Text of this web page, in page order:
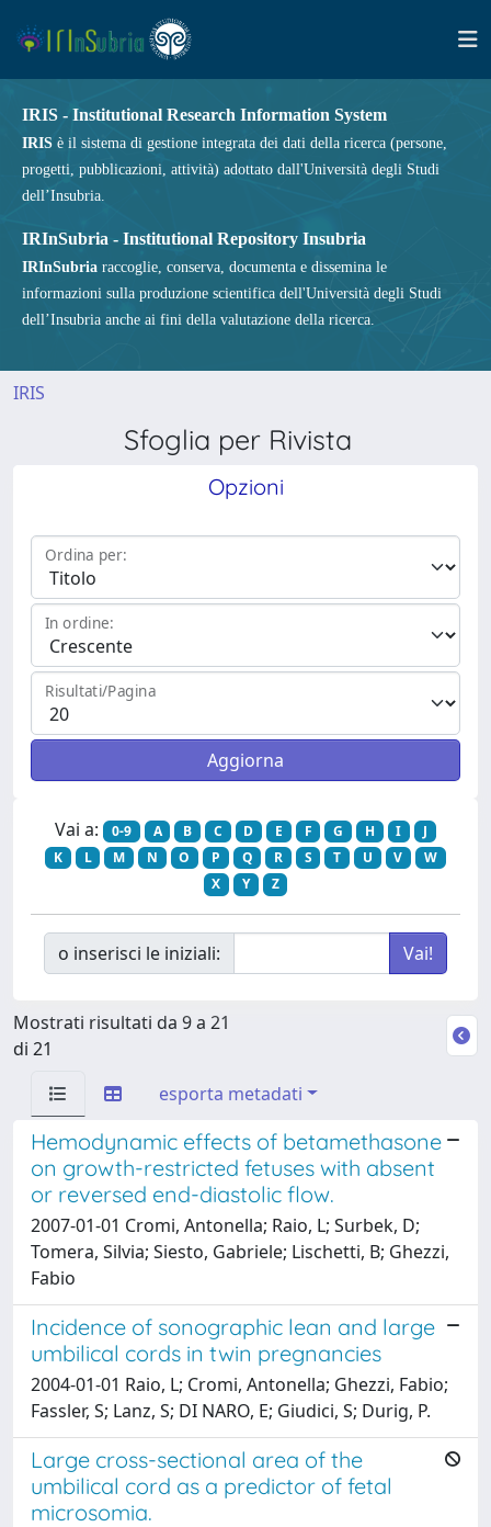
IRIS - Institutional Research Information System
IRIS è il sistema di gestione integrata dei dati della ricerca (persone,
progetti, pubblicazioni, attività) adottato dall'Università degli Studi
dell’Insubria.
IRInSubria - Institutional Repository Insubria
IRInSubria raccoglie, conserva, documenta e dissemina le
informazioni sulla produzione scientifica dell'Università degli Studi
dell’Insubria anche ai fini della valutazione della ricerca.
IRIS
Sfoglia per Rivista
Opzioni
Ordina per:
In ordine:
Risultati/Pagina
Vai a: 0-9 A B C D E F G H I
J
K
L M N O P Q R S T U V
W
X
Y Z
o inserisci le iniziali:
Mostrati risultati da 9 a 21
di 21
esporta metadati
Hemodynamic effects of betamethasone
on growth-restricted fetuses with absent
or reversed end-diastolic flow.
2007-01-01 Cromi, Antonella; Raio, L; Surbek, D;
Tomera, Silvia; Siesto, Gabriele; Lischetti, B; Ghezzi,
Fabio
Incidence of sonographic lean and large
umbilical cords in twin pregnancies
2004-01-01 Raio, L; Cromi, Antonella; Ghezzi, Fabio;
Fassler, S; Lanz, S; DI NARO, E; Giudici, S; Durig, P.
Large cross-sectional area of the
umbilical cord as a predictor of fetal
microsomia.